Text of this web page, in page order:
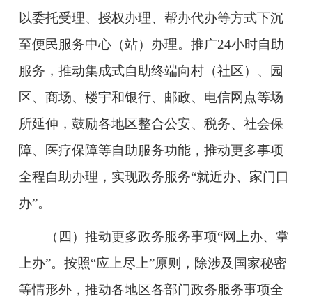
以委托受理、授权办理、帮办代办等方式下沉
至便民服务中心（站）办理。推广24小时自助
服务，推动集成式自助终端向村（社区）、园
区、商场、楼宇和银行、邮政、电信网点等场
所延伸，鼓励各地区整合公安、税务、社会保
障、医疗保障等自助服务功能，推动更多事项
全程自助办理，实现政务服务“就近办、家门口
办”。
（四）推动更多政务服务事项“网上办、掌
上办”。 按照“应上尽上”原则，除涉及国家秘密
等情形外，推动各地区各部门政务服务事项全